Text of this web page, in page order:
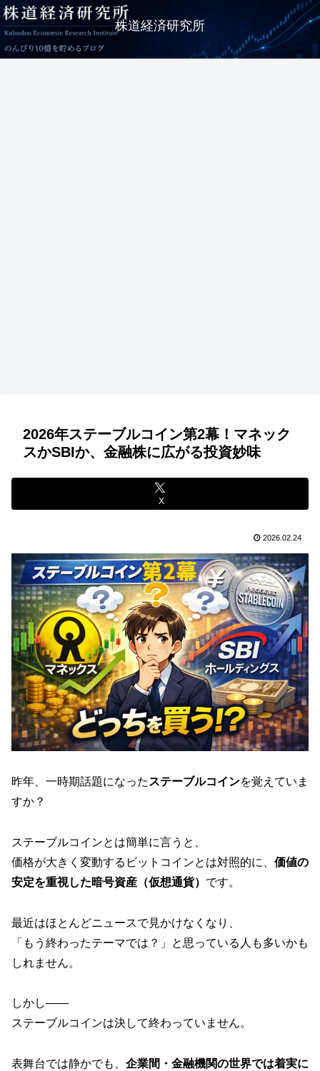
株道経済研究所
2026年ステーブルコイン第2幕！マネック
スかSBIか、金融株に広がる投資妙味
X
2026.02.24
昨年、一時期話題になった ステーブルコインを覚えていま
すか？
ステーブルコインとは簡単に言うと、
価格が大きく変動するビットコインとは対照的に、 価値の
安定を重視した暗号資産（仮想通貨） です。
最近はほとんどニュースで見かけなくなり、
「もう終わったテーマでは？」と思っている人も多いかも
しれません。
しかし――
ステーブルコインは決して終わっていません。
表舞台では静かでも、 企業間・金融機関の世界では着実に